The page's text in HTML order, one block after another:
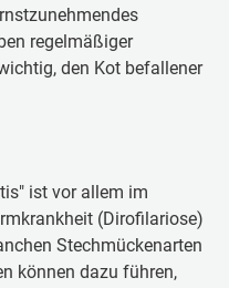
regelmäßiger
den Kot befallener
ist vor allem im
(Dirofilariose)
Stechmückenarten
können dazu führen,